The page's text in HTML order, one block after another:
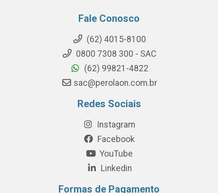
Fale Conosco
(62) 4015-8100
0800 7308 300 - SAC
(62) 99821-4822
sac@perolaon.com.br
Redes Sociais
Instagram
Facebook
YouTube
Linkedin
Formas de Pagamento